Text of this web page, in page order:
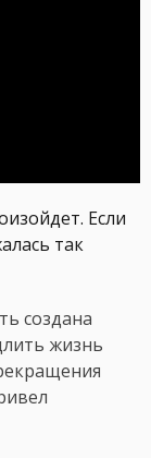
Если
так
создана
жизнь